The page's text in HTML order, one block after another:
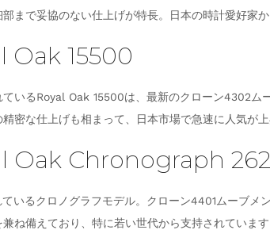
まで妥協のない仕上げが特長。日本の時計愛好家
Oak 15500
いるRoyal Oak 15500は、最新のクローン4302
密な仕上げも相まって、日本市場で急速に人気が上
Oak Chronograph
いるクロノグラフモデル。クローン4401ムーブ
ね備えており、特に若い世代から支持されています